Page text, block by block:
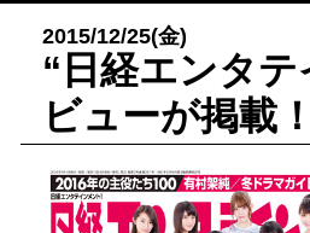
2015/12/25(金)
“日経エンタ
ビューが掲載